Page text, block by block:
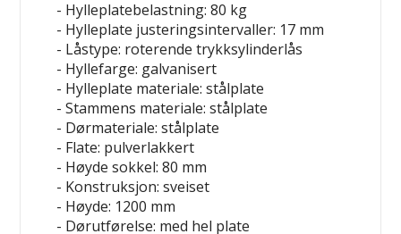
- Hylleplatebelastning: 80 kg
- Hylleplate justeringsintervaller: 17 mm
- Låstype: roterende trykksylinderlås
- Hyllefarge: galvanisert
- Hylleplate materiale: stålplate
- Stammens materiale: stålplate
- Dørmateriale: stålplate
- Flate: pulverlakkert
- Høyde sokkel: 80 mm
- Konstruksjon: sveiset
- Høyde: 1200 mm
- Dørutførelse: med hel plate